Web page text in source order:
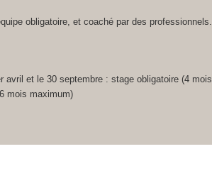
obligatoire, et coaché par des professionnels.
avril et le 30 septembre : stage obligatoire (4 mois
mois maximum)